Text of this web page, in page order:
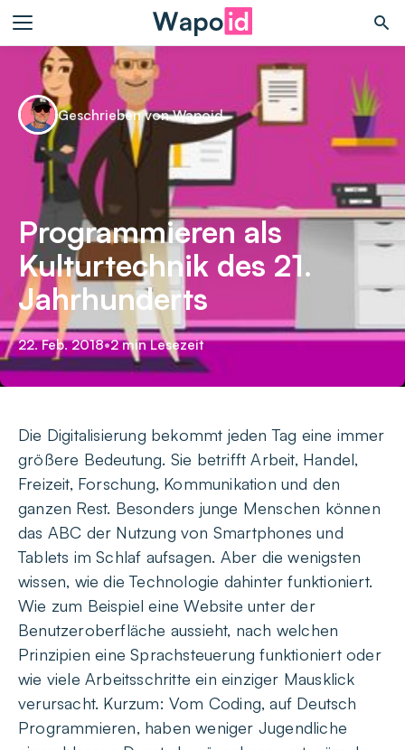
Geschrieben von Wapoid
Programmieren als
Kulturtechnik des 21.
Jahrhunderts
22. Feb. 2018•2 min Lesezeit
Die Digitalisierung bekommt jeden Tag eine immer
größere Bedeutung. Sie betrifft Arbeit, Handel,
Freizeit, Forschung, Kommunikation und den
ganzen Rest. Besonders junge Menschen können
das ABC der Nutzung von Smartphones und
Tablets im Schlaf aufsagen. Aber die wenigsten
wissen, wie die Technologie dahinter funktioniert.
Wie zum Beispiel eine Website unter der
Benutzeroberfläche aussieht, nach welchen
Prinzipien eine Sprachsteuerung funktioniert oder
wie viele Arbeitsschritte ein einziger Mausklick
verursacht. Kurzum: Vom Coding, auf Deutsch
Programmieren, haben weniger Jugendliche